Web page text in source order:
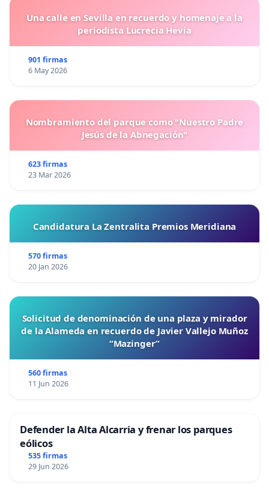
Una calle en Sevilla en recuerdo y homenaje a la
periodista Lucrecia Hevia
901 firmas
6 May 2026
Nombramiento del parque como "Nuestro Padre
Jesús de la Abnegación"
623 firmas
23 Mar 2026
Candidatura La Zentralita Premios Meridiana
570 firmas
20 Jan 2026
Solicitud de denominación de una plaza y mirador
de la Alameda en recuerdo de Javier Vallejo Muñoz
“Mazinger”
560 firmas
11 Jun 2026
Defender la Alta Alcarria y frenar los parques
eólicos
535 firmas
29 Jun 2026